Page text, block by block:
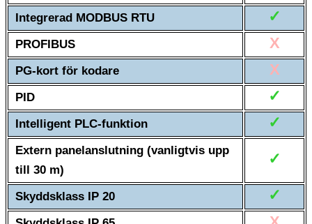
Integrerad MODBUS RTU ✓
PROFIBUS X
PG-kort för kodare X
PID ✓
Intelligent PLC-funktion ✓
Extern panelanslutning (vanligtvis upp
till 30 m)
✓
Skyddsklass IP 20 ✓